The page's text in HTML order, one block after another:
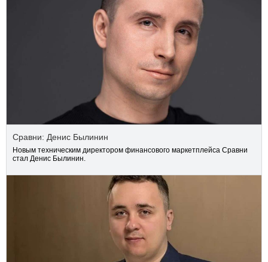
Сравни: Денис Былинин
Новым техническим директором финансового маркетплейса Сравни
стал Денис Былинин.